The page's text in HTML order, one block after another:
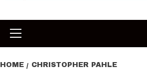
Primary
Menu
HOME CHRISTOPHER PAHLE